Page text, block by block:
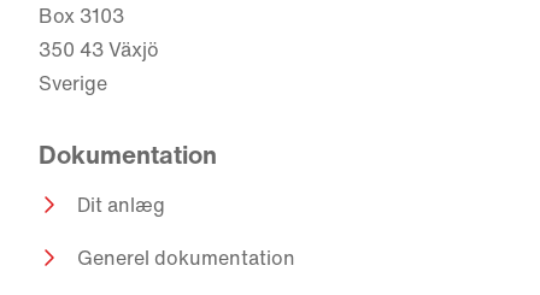
Box 3103
350 43 Växjö
Sverige
Dokumentation
Dit anlæg
Generel dokumentation